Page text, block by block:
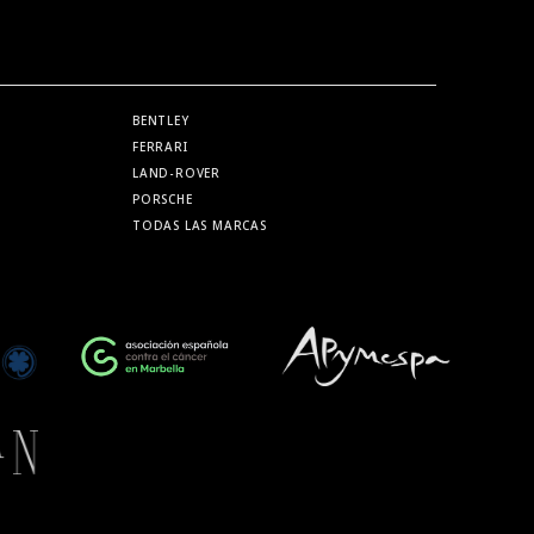
BENTLEY
FERRARI
LAND-ROVER
PORSCHE
TODAS LAS MARCAS